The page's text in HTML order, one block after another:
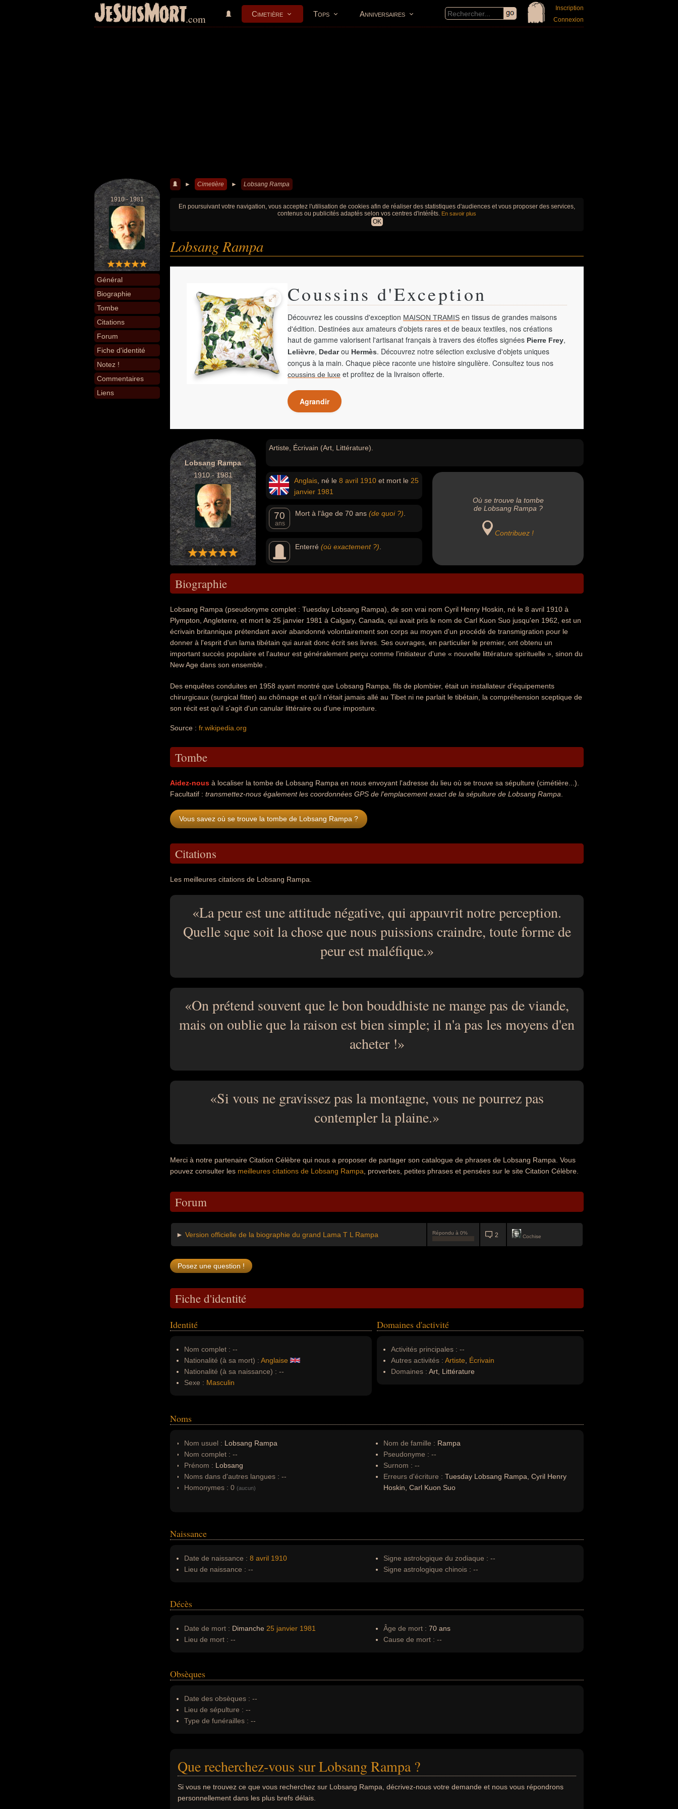
JeSuisMort.com Cimetière Tops Anniversaires
Inscription
Connexion
1910 - 1981
Général
Biographie
Tombe
Citations
Forum
Fiche d'identité
Notez !
Commentaires
Liens
► Cimetière ► Lobsang Rampa
En poursuivant votre navigation, vous acceptez l'utilisation de cookies afin de réaliser des statistiques d'audiences et vous proposer des services,
contenus ou publicités adaptés selon vos centres d'intérêts. En savoir plus
OK
Lobsang Rampa
Coussins d'Exception
Découvrez les coussins d'exception MAISON TRAMIS en tissus de grandes maisons
d'édition. Destinées aux amateurs d'objets rares et de beaux textiles, nos créations
haut de gamme valorisent l'artisanat français à travers des étoffes signées Pierre Frey,
Lelièvre, Dedarou Hermès. Découvrez notre sélection exclusive d'objets uniques
conçus à la main. Chaque pièce raconte une histoire singulière. Consultez tous nos
coussins de luxe et profitez de la livraison offerte.
Agrandir
Lobsang Rampa
1910 - 1981
Artiste, Écrivain (Art, Littérature).
Anglais , né le 8 avril 1910 et mort le 25
janvier 1981
70
ans
Mort à l'âge de 70 ans (de quoi ?)
Enterré (où exactement ?)
Où se trouve la tombe
de Lobsang Rampa ?
Contribuez !
Biographie
Lobsang Rampa (pseudonyme complet : Tuesday Lobsang Rampa), de son vrai nom Cyril Henry Hoskin, né le 8 avril 1910 à
Plympton, Angleterre, et mort le 25 janvier 1981 à Calgary, Canada, qui avait pris le nom de Carl Kuon Suo jusqu'en 1962, est un
écrivain britannique prétendant avoir abandonné volontairement son corps au moyen d'un procédé de transmigration pour le
donner à l'esprit d'un lama tibétain qui aurait donc écrit ses livres. Ses ouvrages, en particulier le premier, ont obtenu un
important succès populaire et l'auteur est généralement perçu comme l'initiateur d'une « nouvelle littérature spirituelle », sinon du
New Age dans son ensemble .
Des enquêtes conduites en 1958 ayant montré que Lobsang Rampa, fils de plombier, était un installateur d'équipements
chirurgicaux (surgical fitter) au chômage et qu'il n'était jamais allé au Tibet ni ne parlait le tibétain, la compréhension sceptique de
son récit est qu'il s'agit d'un canular littéraire ou d'une imposture.
Source : fr.wikipedia.org
Tombe
Aidez-nous à localiser la tombe de Lobsang Rampa en nous envoyant l'adresse du lieu où se trouve sa sépulture (cimétière...).
Facultatif : transmettez-nous également les coordonnées GPS de l'emplacement exact de la sépulture de Lobsang Rampa
Vous savez où se trouve la tombe de Lobsang Rampa ?
Citations
Les meilleures citations de Lobsang Rampa.
La peur est une attitude négative, qui appauvrit notre perception.
Quelle sque soit la chose que nous puissions craindre, toute forme de
peur est maléfique.
On prétend souvent que le bon bouddhiste ne mange pas de viande,
mais on oublie que la raison est bien simple; il n'a pas les moyens d'en
acheter !
Si vous ne gravissez pas la montagne, vous ne pourrez pas
contempler la plaine.
Merci à notre partenaire Citation Célèbre qui nous a proposer de partager son catalogue de phrases de Lobsang Rampa. Vous
pouvez consulter les meilleures citations de Lobsang Rampa , proverbes, petites phrases et pensées sur le site Citation Célèbre.
Forum
► Version officielle de la biographie du grand Lama T L Rampa Répondu à 0% 2 Cochise
Fiche d'identité
Identité
Nom complet : --
Nationalité (à sa mort) : Anglaise
Nationalité (à sa naissance) : --
Sexe : Masculin
Domaines d'activité
Activités principales : --
Autres activités : Artiste
Écrivain
Domaines : Art, Littérature
Noms
Nom usuel : Lobsang Rampa
Nom complet : --
Prénom : Lobsang
Noms dans d'autres langues : --
Homonymes : 0 (aucun)
Nom de famille : Rampa
Pseudonyme : --
Surnom : --
Erreurs d'écriture : Tuesday Lobsang Rampa, Cyril Henry
Hoskin, Carl Kuon Suo
Naissance
Date de naissance : 8 avril 1910
Lieu de naissance : --
Signe astrologique du zodiaque : --
Signe astrologique chinois : --
Décès
Date de mort : Dimanche 25 janvier 1981
Lieu de mort : --
Âge de mort : 70 ans
Cause de mort : --
Obsèques
Date des obsèques : --
Lieu de sépulture : --
Type de funérailles : --
Que recherchez-vous sur Lobsang Rampa ?
Si vous ne trouvez ce que vous recherchez sur Lobsang Rampa, décrivez-nous votre demande et nous vous répondrons
personnellement dans les plus brefs délais.